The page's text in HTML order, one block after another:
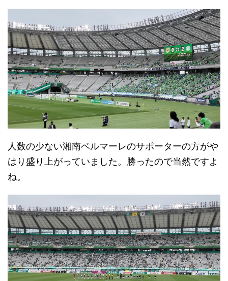
人数の少ない湘南ベルマーレのサポーターの方がや
はり盛り上がっていました。勝ったので当然ですよ
ね。